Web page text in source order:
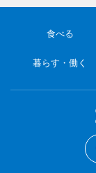
食べる
暮らす・働く